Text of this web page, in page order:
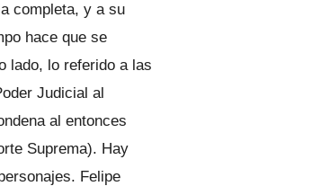
completa, y a su
hace que se
lado, lo referido a las
Judicial al
al entonces
Suprema). Hay
Felipe